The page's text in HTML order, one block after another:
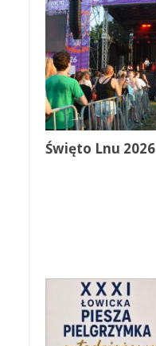
Święto Lnu 2026